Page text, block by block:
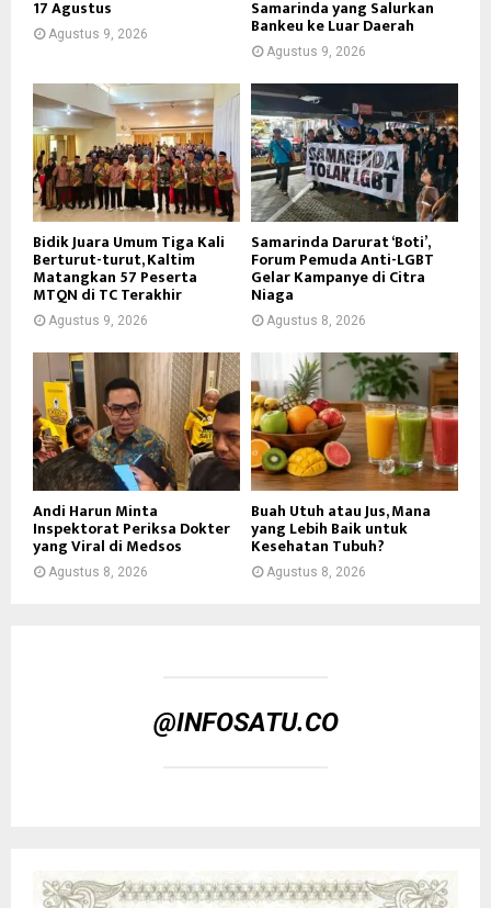
17 Agustus
Agustus 9, 2026
Samarinda yang Salurkan
Bankeu ke Luar Daerah
Agustus 9, 2026
Bidik Juara Umum Tiga Kali
Berturut-turut, Kaltim
Matangkan 57 Peserta
MTQN di TC Terakhir
Agustus 9, 2026
Samarinda Darurat ‘Boti’,
Forum Pemuda Anti-LGBT
Gelar Kampanye di Citra
Niaga
Agustus 8, 2026
Andi Harun Minta
Inspektorat Periksa Dokter
yang Viral di Medsos
Agustus 8, 2026
Buah Utuh atau Jus, Mana
yang Lebih Baik untuk
Kesehatan Tubuh?
Agustus 8, 2026
@INFOSATU.CO